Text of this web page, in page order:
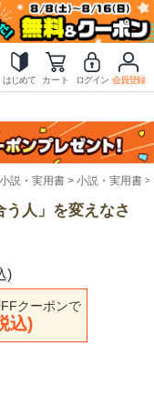
はじめて カート ログイン 会員登録
小説・実用書 小説・実用書
う人」を変えなさ
)
クーポンで
込)